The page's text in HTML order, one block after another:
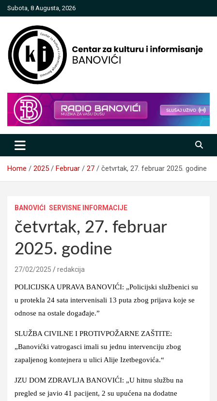
Skip
to
Subota, 8 Augusta, 2026
Centar za kulturu i informisanje
Banovići
Home 2025 Februar 27 četvrtak, 27. februar 2025. godine
BANOVIĆI SERVISNE INFORMACIJE
četvrtak, 27. februar
2025. godine
27/02/2025 redakcija
POLICIJSKA UPRAVA BANOVIĆI: „Policijski službenici su
u protekla 24 sata intervenisali 13 puta zbog prijava koje se
odnose na ostale događaje.”
SLUŽBA CIVILNE I PROTIVPOŽARNE ZAŠTITE:
„Banovićki vatrogasci imali su jednu intervenciju zbog
zapaljenog kontejnera u ulici Alije Izetbegovića.“
JZU DOM ZDRAVLJA BANOVIĆI: „U hitnu službu na
pregled se javio 41 pacijent, 2 su upućena na dodatne